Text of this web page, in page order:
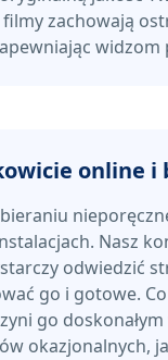
zachowają
widzom
online i
Nasz
odwiedzić
go i gotowe.
go
okazjonalnych,